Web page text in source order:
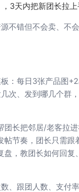
3天内把新团长拉
不错但不会卖、不
：每日3张产品图
次、发到哪几个群
团长把邻居/老客拉
帖节奏，团长只需跟
盘，教团长如何回复
、跟团人数、支付